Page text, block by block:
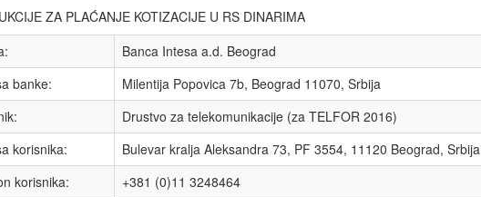
ZA PLAĆANJE KOTIZACIJE U RS DINARIMA
Banca Intesa a.d. Beograd
banke:
Milentija Popovica 7b, Beograd 11070, Srbija
Drustvo za telekomunikacije (za TELFOR 2016)
korisnika:
Bulevar kralja Aleksandra 73, PF 3554, 11120 Beograd, Srbija
korisnika:
+381 (0)11 3248464